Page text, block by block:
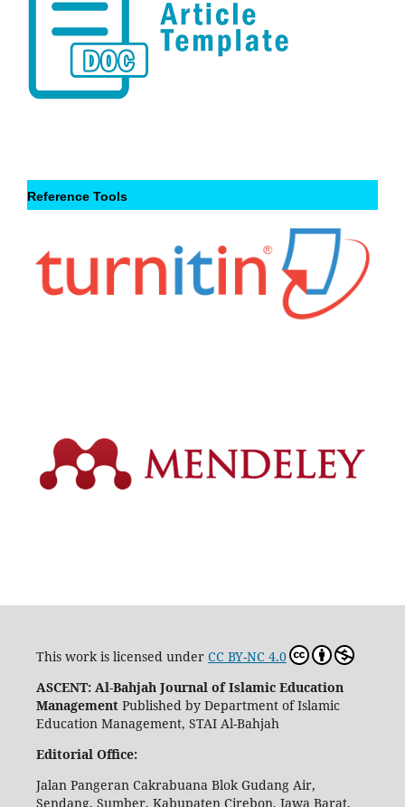
Reference Tools
This work is licensed under CC BY-NC 4.0
ASCENT: Al-Bahjah Journal of Islamic Education
ManagementPublished by Department of Islamic
Education Management, STAI Al-Bahjah
Editorial Office:
Jalan Pangeran Cakrabuana Blok Gudang Air,
Sendang, Sumber, Kabupaten Cirebon, Jawa Barat,